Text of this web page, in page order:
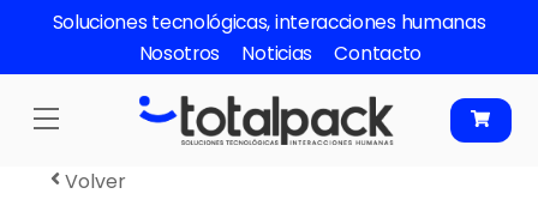
content
Soluciones tecnológicas, interacciones humanas
Nosotros
Noticias Contacto
Menu
Volver